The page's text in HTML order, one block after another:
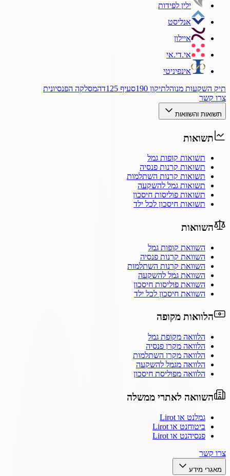
ילין לפידות
אנליסט
איילון
אי.די.אי
אינפיניטי
תיק השקעות מנוהלתיקון 190 סעיף 125ד
המסלקה הפנסיונית
צרו קשר
תשואות והשוואות
תשואות
תשואות קופות גמל
תשואות קרנות פנסיה
תשואות קרנות השתלמות
תשואות גמל להשקעה
תשואות פוליסות חיסכון
תשואות חיסכון לכל ילד
השוואות
השוואת קופות גמל
השוואת קרנות פנסיה
השוואת קרנות השתלמות
השוואת גמל להשקעה
השוואת פוליסות חיסכון
השוואת חיסכון לכל ילד
הלוואות מקופה
הלוואה מקופת גמל
הלוואה מקרן פנסיה
הלוואה מקרן השתלמות
הלוואה מגמל להשקעה
הלוואה מפוליסת חיסכון
השוואה לאתרי ממשלה
גמלנט או Lirot
ביטוחנט או Lirot
פנסיהנט או Lirot
צרו קשר
מאגרי מידע